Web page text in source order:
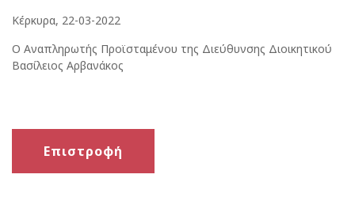
Κέρκυρα, 22-03-2022
Ο Αναπληρωτής Προϊσταμένου της Διεύθυνσης Διοικητικού
Βασίλειος Αρβανάκος
Επιστροφή